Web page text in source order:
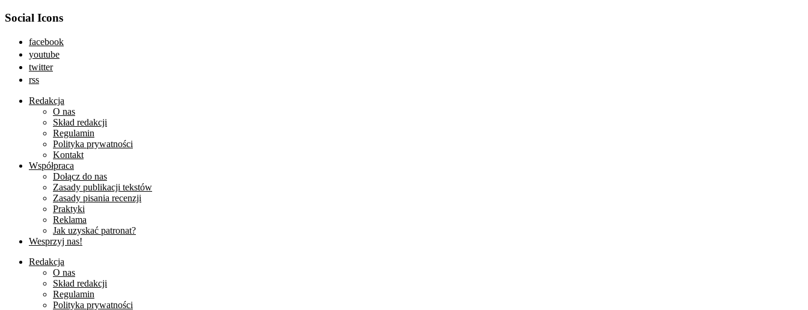
Social Icons
facebook
youtube
twitter
rss
Redakcja
O nas
Skład redakcji
Regulamin
Polityka prywatności
Kontakt
Współpraca
Dołącz do nas
Zasady publikacji tekstów
Zasady pisania recenzji
Praktyki
Reklama
Jak uzyskać patronat?
Wesprzyj nas!
Redakcja
O nas
Skład redakcji
Regulamin
Polityka prywatności